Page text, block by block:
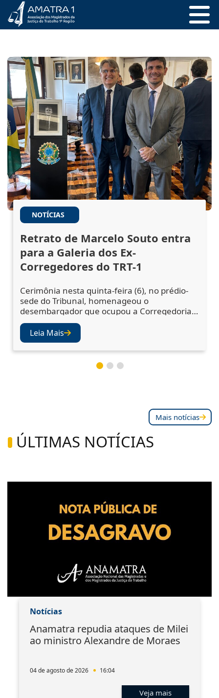
NOTÍCIAS
Retrato de Marcelo Souto entra
para a Galeria dos Ex-
Corregedores do TRT-1
Cerimônia nesta quinta-feira (6), no prédio-
sede do Tribunal, homenageou o
desembargador que ocupou a Corregedoria
Regional no biênio 2023/2025 A cerimônia de
descerramento do retrato do desembargador
Marcelo Augusto Souto de Oliveira,
corregedor regional no biênio 2023/2025,
ocorreu nesta quinta-feira (6), no Salão Nobre
do TRT-1. A solenidade confirmou a inclusão
Leia Mais
Mais notícias
ÚLTIMAS NOTÍCIAS
Notícias
Anamatra repudia ataques de Milei
ao ministro Alexandre de Moraes
04 de agosto de 2026 16:04
Veja mais